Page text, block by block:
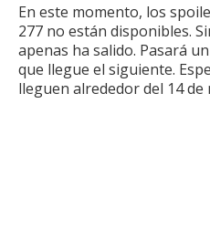
En este momento, los
277 no están disponibles.
apenas ha salido. Pasará
que llegue el siguiente.
lleguen alrededor del 14 de